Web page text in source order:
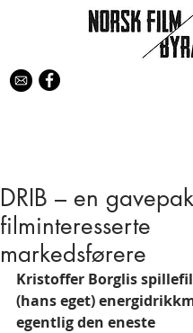
DRIB – en
filminteresserte
markedsførere
Kristoffer Borglis
(hans eget)
egentlig den eneste